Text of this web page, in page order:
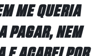
ME QUERIA
PAGAR, NEM